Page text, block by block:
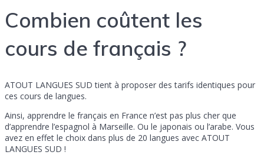
Combien coûtent les
cours de français ?
ATOUT LANGUES SUD tient à proposer des tarifs identiques pour
ces cours de langues.
Ainsi, apprendre le français en France n’est pas plus cher que
d’apprendre l’espagnol à Marseille. Ou le japonais ou l’arabe. Vous
avez en effet le choix dans plus de 20 langues avec ATOUT
LANGUES SUD !